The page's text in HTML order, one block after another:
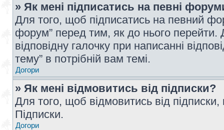
» Як мені підписатись на певні
Для того, щоб підписатись на певний
форум” перед тим, як до нього перейти.
відповідну галочку при написанні
тему” в потрібній вам темі.
Догори
» Як мені відмовитись від підписки?
Для того, щоб відмовитись від
Підписки.
Догори